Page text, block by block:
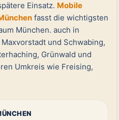
Einsatz. Mobile
fasst die wichtigsten
München. auch in
und Schwabing,
Grünwald und
Umkreis wie Freising,